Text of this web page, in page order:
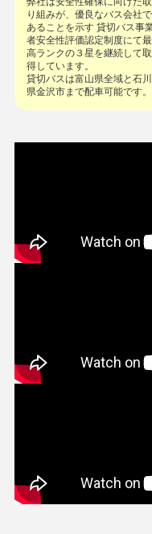
り組みが、優良なバス会社で
あることを示す 貸切バス事
者安全性評価認定制度にて最
高ランクの３星を継続して取
得しています。
貸切バスは富山県全域と石川
県金沢市まで配車可能です。